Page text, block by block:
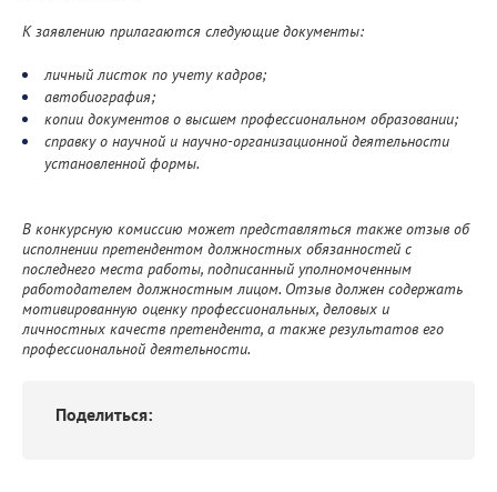
К заявлению прилагаются следующие документы:
личный листок по учету кадров;
автобиография;
копии документов о высшем профессиональном образовании;
справку о научной и научно-организационной деятельности
установленной формы.
В конкурсную комиссию может представляться также отзыв об
исполнении претендентом должностных обязанностей с
последнего места работы, подписанный уполномоченным
работодателем должностным лицом. Отзыв должен содержать
мотивированную оценку профессиональных, деловых и
личностных качеств претендента, а также результатов его
профессиональной деятельности.
Поделиться: